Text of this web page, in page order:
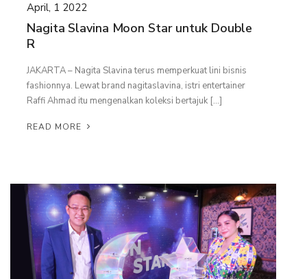
April, 1 2022
Nagita Slavina Moon Star untuk Double
R
JAKARTA – Nagita Slavina terus memperkuat lini bisnis
fashionnya. Lewat brand nagitaslavina, istri entertainer
Raffi Ahmad itu mengenalkan koleksi bertajuk […]
READ MORE